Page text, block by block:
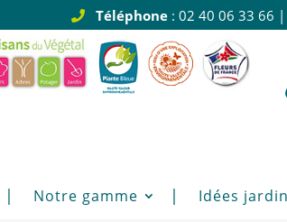
Téléphone: 02 40 06 33 66 |
Notre gamme Idées